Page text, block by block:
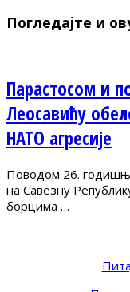
Погледајте и
Парастосом и
Леосавићу
НАТО агресије
Поводом 26.
на Савезну
борцима …